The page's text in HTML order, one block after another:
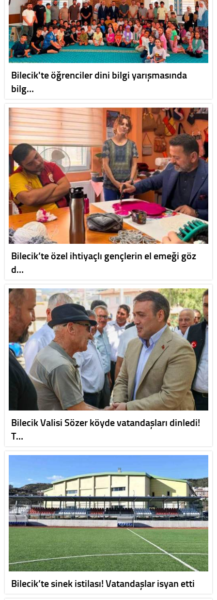
Bilecik'te öğrenciler dini bilgi yarışmasında
bilg…
Bilecik’te özel ihtiyaçlı gençlerin el emeği göz
d…
Bilecik Valisi Sözer köyde vatandaşları dinledi!
T…
Bilecik’te sinek istilası! Vatandaşlar isyan etti